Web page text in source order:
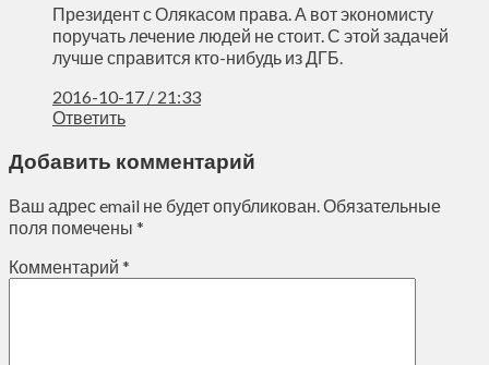
Президент с Олякасом права. А вот экономисту
поручать лечение людей не стоит. С этой задачей
лучше справится кто-нибудь из ДГБ.
2016-10-17 / 21:33
Ответить
Добавить комментарий
Ваш адрес email не будет опубликован. Обязательные
поля помечены *
Комментарий *